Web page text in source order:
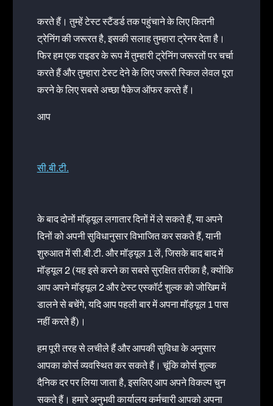
करते हैं। तुम्हें टेस्ट स्टैंडर्ड तक पहुंचाने के लिए कितनी
ट्रेनिंग की जरूरत है, इसकी सलाह तुम्हारा ट्रेनर देता है।
फिर हम एक राइडर के रूप में तुम्हारी ट्रेनिंग जरूरतों पर चर्चा
करते हैं और तुम्हारा टेस्ट देने के लिए जरूरी स्किल लेवल पूरा
करने के लिए सबसे अच्छा पैकेज ऑफर करते हैं।
आप
सी.बी.टी.
के बाद दोनों मॉड्यूल लगातार दिनों में ले सकते हैं, या अपने
दिनों को अपनी सुविधानुसार विभाजित कर सकते हैं, यानी
शुरुआत में सी.बी.टी. और मॉड्यूल 1 लें, जिसके बाद बाद में
मॉड्यूल 2 (यह इसे करने का सबसे सुरक्षित तरीका है, क्योंकि
आप अपने मॉड्यूल 2 और टेस्ट एस्कॉर्ट शुल्क को जोखिम में
डालने से बचेंगे, यदि आप पहली बार में अपना मॉड्यूल 1 पास
नहीं करते हैं)।
हम पूरी तरह से लचीले हैं और आपकी सुविधा के अनुसार
आपका कोर्स व्यवस्थित कर सकते हैं। चूंकि कोर्स शुल्क
दैनिक दर पर लिया जाता है, इसलिए आप अपने विकल्प चुन
सकते हैं। हमारे अनुभवी कार्यालय कर्मचारी आपको अपना